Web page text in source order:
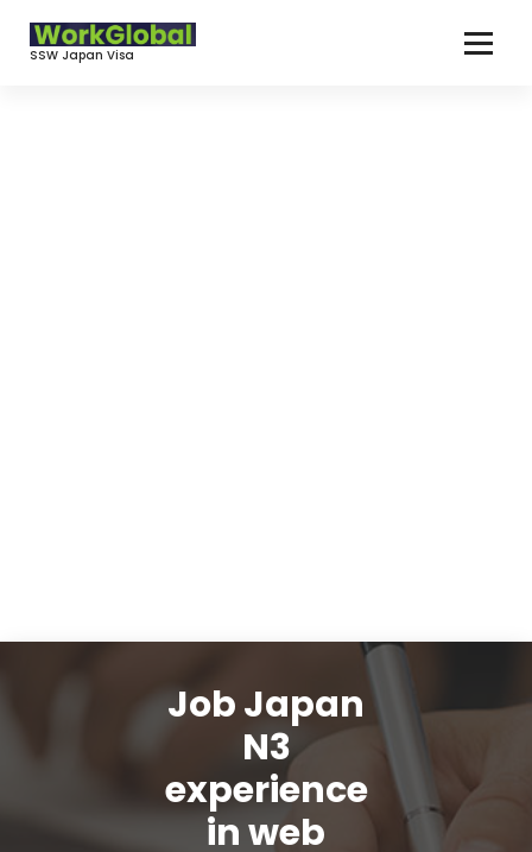
SSW Japan Visa
Job Japan
N3
experience
in web